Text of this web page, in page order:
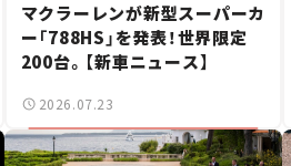
マクラーレンが新型スーパーカ
ー「788HS」を発表！世界限定
200台。【新車ニュース】
2026.07.23